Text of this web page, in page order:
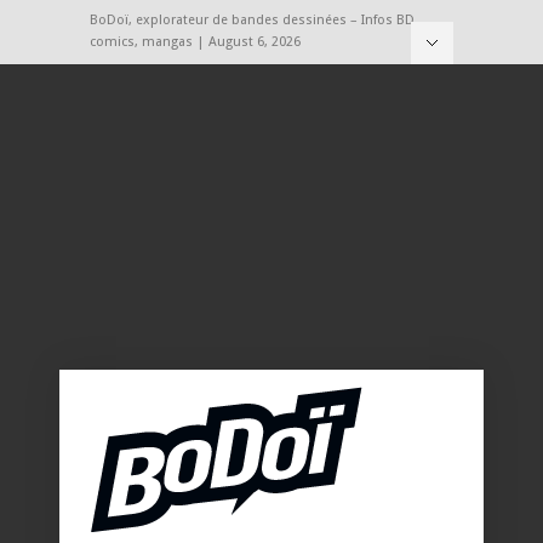
BoDoï, explorateur de bandes dessinées – Infos BD,
comics, mangas | August 6, 2026